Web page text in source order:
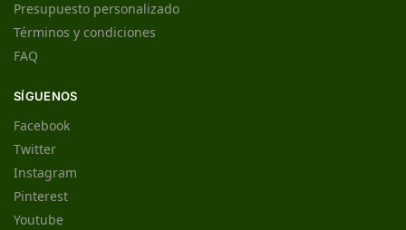
Presupuesto personalizado
Términos y condiciones
FAQ
SÍGUENOS
Facebook
Twitter
Instagram
Pinterest
Youtube